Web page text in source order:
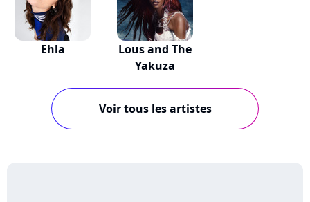
Ehla
Lous and The
Yakuza
Voir tous les artistes